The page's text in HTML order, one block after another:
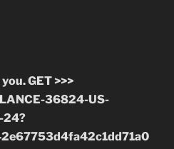
GET >>>
36824-US-
24?